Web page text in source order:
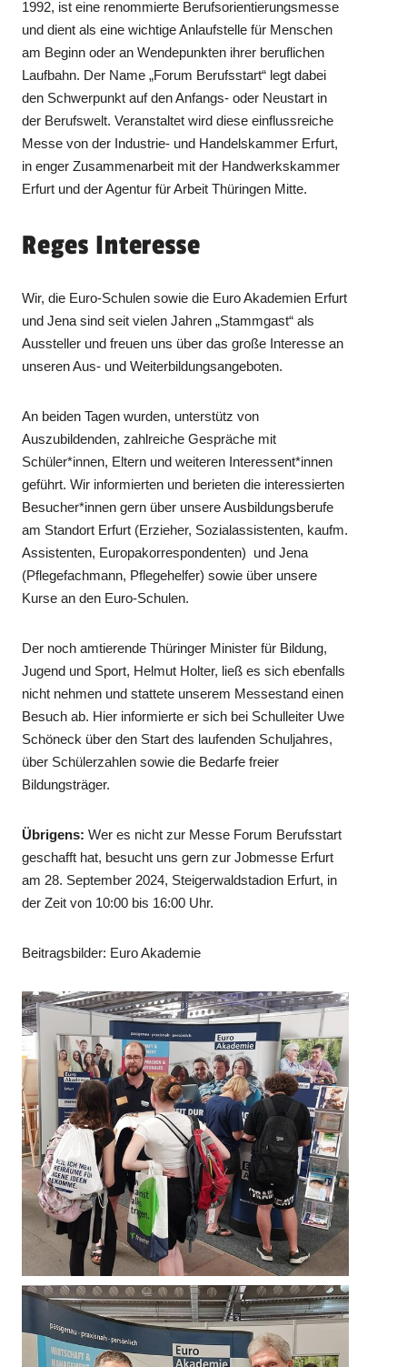
1992, ist eine renommierte Berufsorientierungsmesse
und dient als eine wichtige Anlaufstelle für Menschen
am Beginn oder an Wendepunkten ihrer beruflichen
Laufbahn. Der Name „Forum Berufsstart“ legt dabei
den Schwerpunkt auf den Anfangs- oder Neustart in
der Berufswelt. Veranstaltet wird diese einflussreiche
Messe von der Industrie- und Handelskammer Erfurt,
in enger Zusammenarbeit mit der Handwerkskammer
Erfurt und der Agentur für Arbeit Thüringen Mitte.
Reges Interesse
Wir, die Euro-Schulen sowie die Euro Akademien Erfurt
und Jena sind seit vielen Jahren „Stammgast“ als
Aussteller und freuen uns über das große Interesse an
unseren Aus- und Weiterbildungsangeboten.
An beiden Tagen wurden, unterstütz von
Auszubildenden, zahlreiche Gespräche mit
Schüler*innen, Eltern und weiteren Interessent*innen
geführt. Wir informierten und berieten die interessierten
Besucher*innen gern über unsere Ausbildungsberufe
am Standort Erfurt (Erzieher, Sozialassistenten, kaufm.
Assistenten, Europakorrespondenten) und Jena
(Pflegefachmann, Pflegehelfer) sowie über unsere
Kurse an den Euro-Schulen.
Der noch amtierende Thüringer Minister für Bildung,
Jugend und Sport, ​Helmut Holter, ließ es sich ebenfalls
nicht nehmen und stattete unserem Messestand einen
Besuch ab. Hier informierte er sich bei Schulleiter Uwe
Schöneck über den Start des laufenden Schuljahres,
über Schülerzahlen sowie die Bedarfe freier
Bildungsträger.
Übrigens:Wer es nicht zur Messe Forum Berufsstart
geschafft hat, besucht uns gern zur Jobmesse Erfurt
am 28. September 2024, Steigerwaldstadion Erfurt, in
der Zeit von 10:00 bis 16:00 Uhr.
Beitragsbilder: Euro Akademie